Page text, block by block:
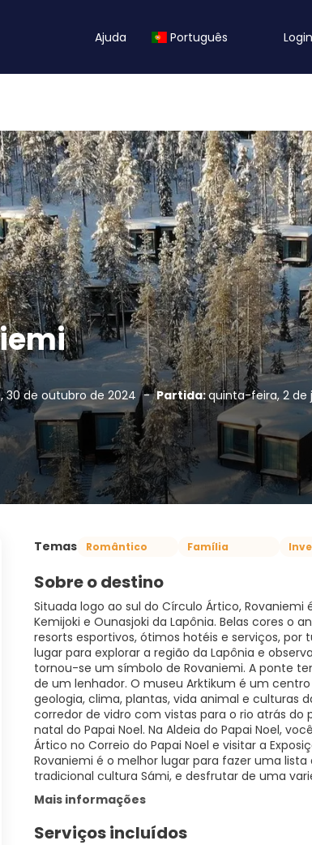
Ajuda Português Login
30 de outubro de 2024 - Partida:quinta-feira, 2 de
Temas Romântico Família
Sobre o destino
Situada logo ao sul do Círculo Ártico,
Kemijoki e Ounasjoki da Lapônia. Belas cores o
resorts esportivos, ótimos hotéis e serviços,
lugar para explorar a região da Lapônia e
tornou-se um símbolo de Rovaniemi. A ponte
de um lenhador. O museu Arktikum é um
geologia, clima, plantas, vida animal e culturas
corredor de vidro com vistas para o rio atrás do
natal do Papai Noel. Na Aldeia do Papai Noel,
Ártico no Correio do Papai Noel e visitar a
Rovaniemi é o melhor lugar para fazer uma
tradicional cultura Sámi, e desfrutar de uma
Mais informações
Serviços incluídos